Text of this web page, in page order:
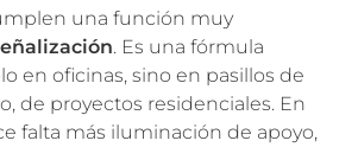
una función muy
. Es una fórmula
en oficinas, sino en pasillos de
de proyectos residenciales. En
falta más iluminación de apoyo,